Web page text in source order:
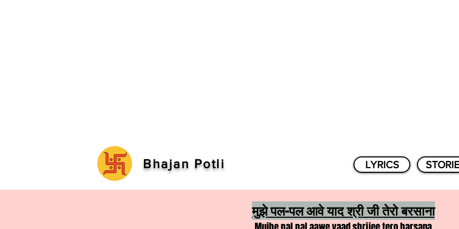
Bhajan Potli LYRICS
मुझे पल-पल आवे याद श्री जी तेरो बरसाना